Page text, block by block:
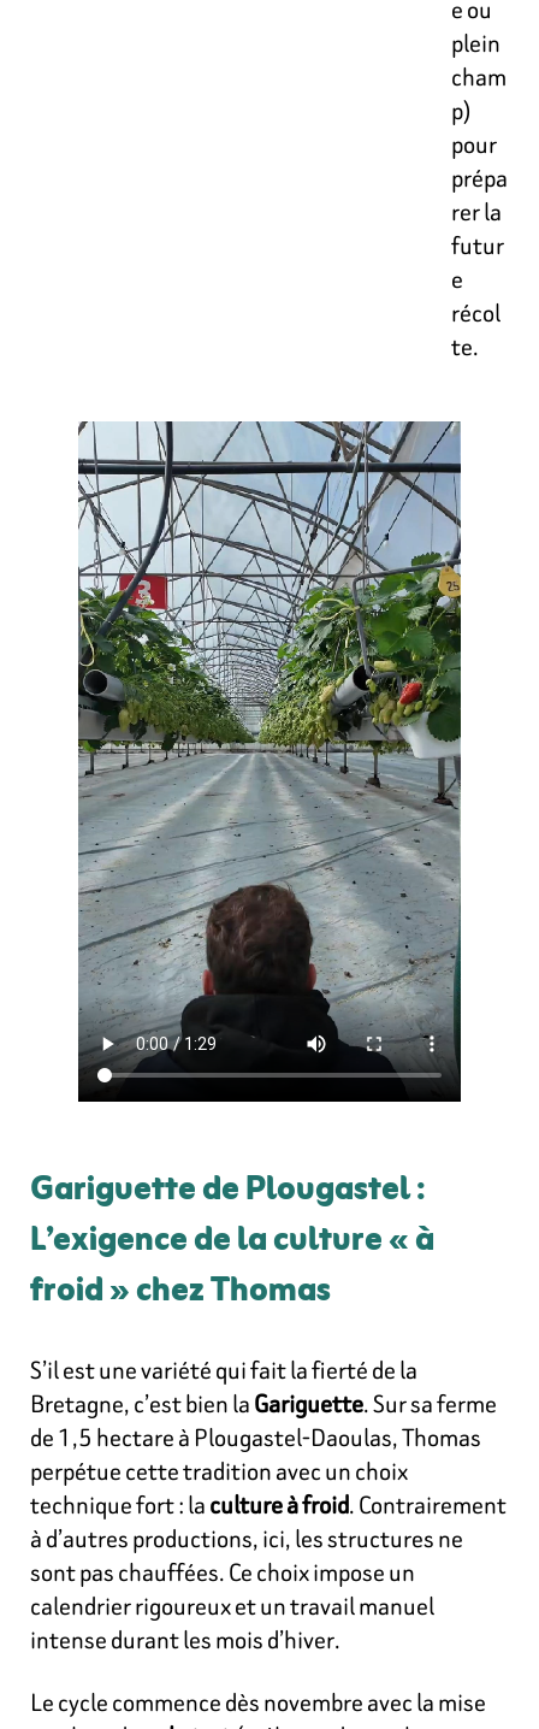
e ou
plein
cham
p)
pour
prépa
rer la
futur
e
récol
te.
Gariguette de Plougastel :
L’exigence de la culture « à
froid » chez Thomas
S’il est une variété qui fait la fierté de la
Bretagne, c’est bien laGariguette. Sur sa ferme
de 1,5 hectare à Plougastel-Daoulas, Thomas
perpétue cette tradition avec un choix
technique fort : laculture à froid. Contrairement
à d’autres productions, ici, les structures ne
sont pas chauffées. Ce choix impose un
calendrier rigoureux et un travail manuel
intense durant les mois d’hiver.
Le cycle commence dès novembre avec la mise